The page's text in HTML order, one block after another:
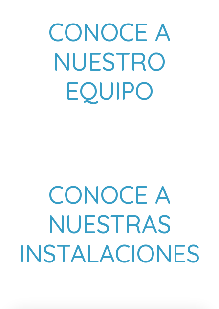
CONOCE A
NUESTRO
EQUIPO
CONOCE A
NUESTRAS
INSTALACIONES